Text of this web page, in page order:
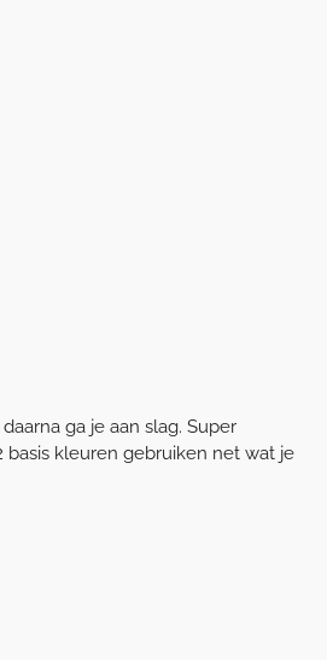
ga je aan slag. Super
kleuren gebruiken net wat je